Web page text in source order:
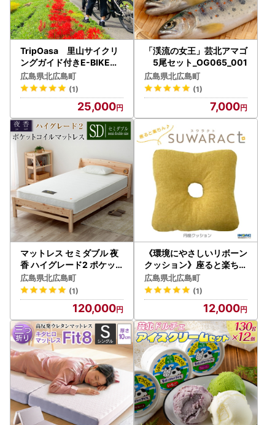
TripOasa 里山サイクリ
ングガイド付きE-BIKEツ
アー 3.5時間（大人1名様
チケット）_OK028_001
広島県北広島町
(1)
25,000
「渓流の女王」芸北アマゴ
5尾セット_OG065_001
広島県北広島町
(1)
7,000
マットレス セミダブル 夜
香 ハイグレード2 ポケッ
トコイル 源ベッド 国産マ
ットレス 選べる3種の寝心
地 圧縮梱包 両面仕様_CH
広島県北広島町
(1)
120,000
《環境にやさしいリボーン
クッション》座ると楽ちん
SUWARACT(スワラクト)
円座クッション イエロー
NI040_023
広島県北広島町
(1)
12,000